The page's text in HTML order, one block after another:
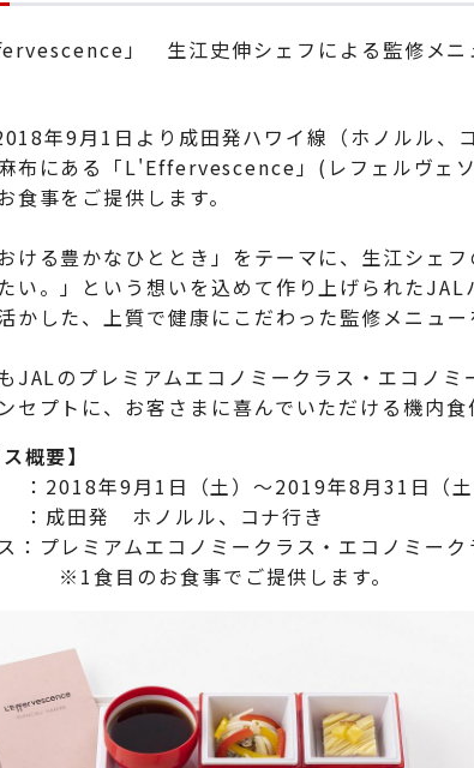
」 生江史伸シェフによる監修メニ
年9月1日より成田発ハワイ線（ホノルル、
布にある「L'Effervescence」(レフェルヴェ
食事をご提供します。
おける豊かなひととき」をテーマに、生江シェ
い。」という想いを込めて作り上げられた
かした、上質で健康にこだわった監修メニュー
JALのプレミアムエコノミークラス・エコノ
セプトに、お客さまに喜んでいただける機内食
概要】
2018年9月1日（土）～2019年8月31日（土
：成田発 ホノルル、コナ行き
：プレミアムエコノミークラス・エコノミーク
のお食事でご提供します。